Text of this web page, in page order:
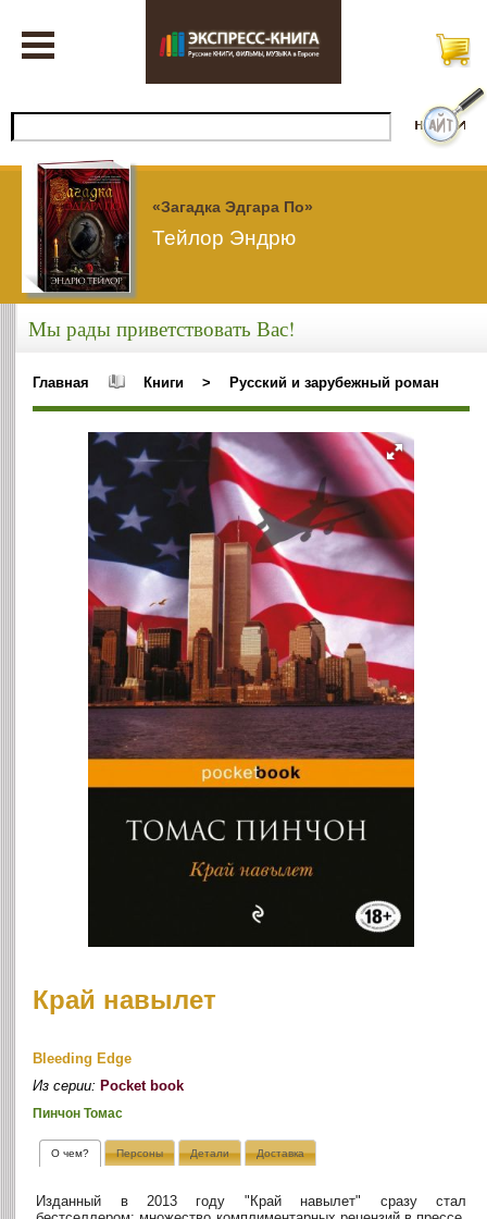
«Загадка Эдгара По»
Тейлор Эндрю
Мы рады приветствовать Вас!
Главная Книги > Русский и зарубежный роман
Край навылет
Bleeding Edge
Из серии: Pocket book
Пинчон Томас
О чем? Персоны Детали Доставка
Изданный в 2013 году "Край навылет" сразу стал